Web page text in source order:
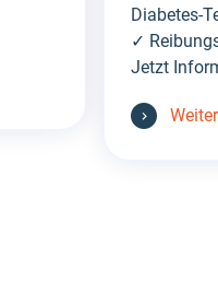
Diabetes-
✓
Jetzt